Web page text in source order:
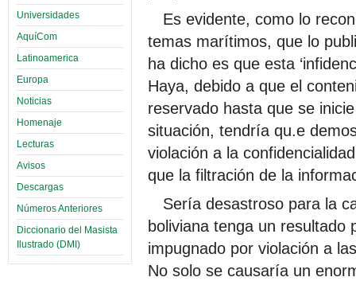
Universidades
AquíCom
Latinoamerica
Europa
Noticias
Homenaje
Lecturas
Avisos
Descargas
Números Anteriores
Diccionario del Masista
Ilustrado (DMI)
Es evidente, como lo
temas marítimos, que lo
ha dicho es que esta
Haya, debido a que el
reservado hasta que se
situación, tendría qu.e
violación a la
que la filtración de la
Sería desastroso para la
boliviana tenga un resultado
impugnado por violación a
No solo se causaría un